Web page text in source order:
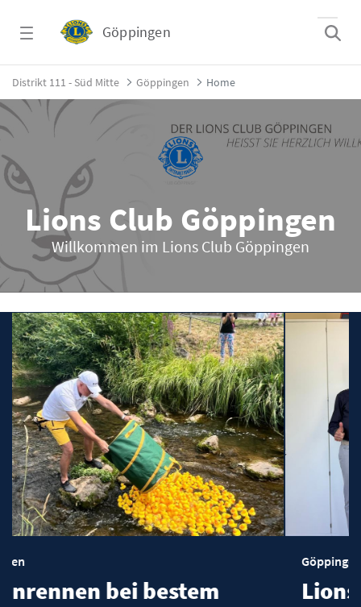
Göppingen
Home - Göppingen
Distrikt 111 - Süd Mitte Göppingen Home
Lions Club Göppingen
Willkommen im Lions Club Göppingen
Lions Club